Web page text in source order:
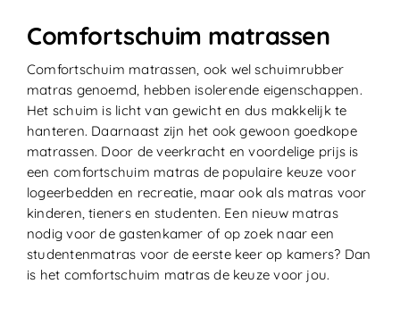
Comfortschuim matrassen
Comfortschuim matrassen, ook wel schuimrubber
matras genoemd, hebben isolerende eigenschappen.
Het schuim is licht van gewicht en dus makkelijk te
hanteren. Daarnaast zijn het ook gewoon goedkope
matrassen. Door de veerkracht en voordelige prijs is
een comfortschuim matras de populaire keuze voor
logeerbedden en recreatie, maar ook als matras voor
kinderen, tieners en studenten. Een nieuw matras
nodig voor de gastenkamer of op zoek naar een
studentenmatras voor de eerste keer op kamers? Dan
is het comfortschuim matras de keuze voor jou.